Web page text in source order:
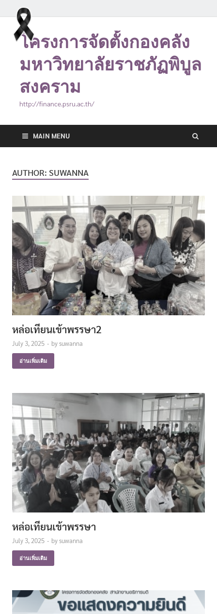
โครงการจัดตั้งกองคลัง
มหาวิทยาลัยราชภัฏพิบูล
สงคราม
http://finance.psru.ac.th/
MAIN MENU
AUTHOR: SUWANNA
หล่อเทียนเข้าพรรษา2
July 3, 2025 - bysuwanna
อ่านเพิ่มเติม
หล่อเทียนเข้าพรรษา
July 3, 2025 - bysuwanna
อ่านเพิ่มเติม